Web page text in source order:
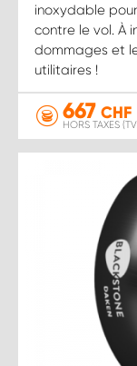
inoxydable
contre le vol. À
dommages et
utilitaires !
667 CHF
HORS TAXES